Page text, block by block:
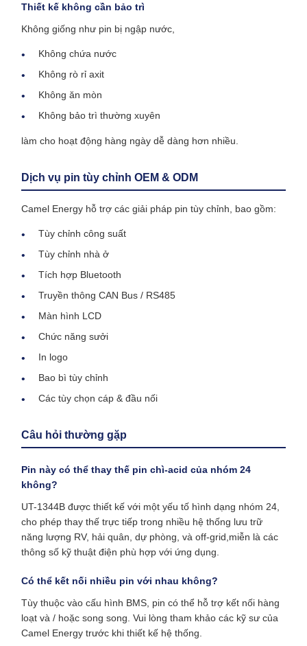
Thiết kế không cần bảo trì
Không giống như pin bị ngập nước,
Không chứa nước
Không rò rỉ axit
Không ăn mòn
Không bảo trì thường xuyên
làm cho hoạt động hàng ngày dễ dàng hơn nhiều.
Dịch vụ pin tùy chỉnh OEM & ODM
Camel Energy hỗ trợ các giải pháp pin tùy chỉnh, bao gồm:
Tùy chỉnh công suất
Tùy chỉnh nhà ở
Tích hợp Bluetooth
Truyền thông CAN Bus / RS485
Màn hình LCD
Chức năng sưởi
In logo
Bao bì tùy chỉnh
Các tùy chọn cáp & đầu nối
Câu hỏi thường gặp
Pin này có thể thay thế pin chì-acid của nhóm 24
không?
UT-1344B được thiết kế với một yếu tố hình dạng nhóm 24,
cho phép thay thế trực tiếp trong nhiều hệ thống lưu trữ
năng lượng RV, hải quân, dự phòng, và off-grid,miễn là các
thông số kỹ thuật điện phù hợp với ứng dụng.
Có thể kết nối nhiều pin với nhau không?
Tùy thuộc vào cấu hình BMS, pin có thể hỗ trợ kết nối hàng
loạt và / hoặc song song. Vui lòng tham khảo các kỹ sư của
Camel Energy trước khi thiết kế hệ thống.